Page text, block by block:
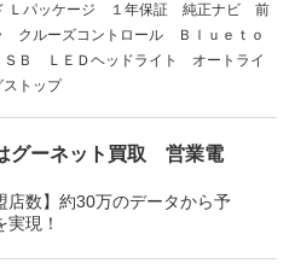
Ｌパッケージ １年保証 純正ナビ 前
ルーズコントロール Ｂｌｕｅｔｏ
Ｂ ＬＥＤヘッドライト オートライ
トップ
グーネット買取 営業電
店数】約30万のデータから予
現！